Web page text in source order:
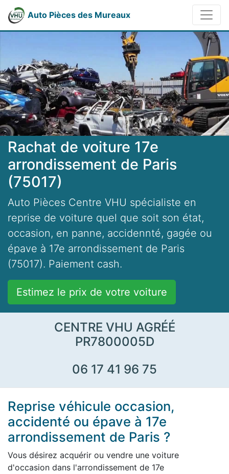
Auto Pièces des Mureaux
Rachat de voiture 17e
arrondissement de Paris
(75017)
Auto Pièces Centre VHU spécialiste en
reprise de voiture quel que soit son état,
occasion, en panne, accidennté, gagée ou
épave à 17e arrondissement de Paris
(75017). Paiement cash.
Estimez le prix de votre voiture
CENTRE VHU AGRÉÉ
PR7800005D
06 17 41 96 75
Reprise véhicule occasion,
accidenté ou épave à 17e
arrondissement de Paris ?
Vous désirez acquérir ou vendre une voiture
d'occasion dans l'arrondissement de 17e